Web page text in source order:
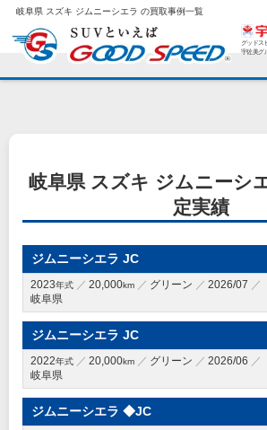
岐阜県 スズキ ジムニーシエラ の買取事例一覧
グッドス
宇佐美グ
岐阜県 スズキ ジムニーシ
定実績
ジムニーシエラ JC
2023年式 20,000km グリーン
2026/07
岐阜県
ジムニーシエラ JC
2022年式 20,000km グリーン
2026/06
岐阜県
ジムニーシエラ ◆JC